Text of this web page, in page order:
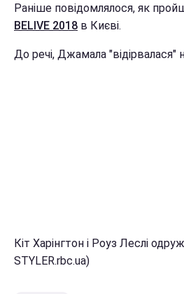
Раніше повідомлялося, як
BELIVE 2018 в Києві.
До речі, Джамала "відірвалася"
Кіт Харінгтон і Роуз Леслі
STYLER.rbc.ua)